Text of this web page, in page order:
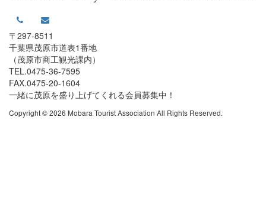
〒297-8511
千葉県茂原市道表1番地
（茂原市商工観光課内）
TEL.0475-36-7595
FAX.0475-20-1604
一緒に茂原を盛り上げてくれる会員募集中！
Copyright © 2026 Mobara Tourist Association All Rights Reserved.